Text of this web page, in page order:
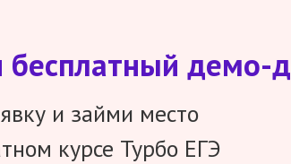
бесплатный демо-
и займи место
курсе Турбо ЕГЭ